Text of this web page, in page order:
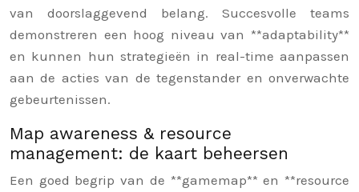
van doorslaggevend belang. Succesvolle teams
demonstreren een hoog niveau van **adaptability**
en kunnen hun strategieën in real-time aanpassen
aan de acties van de tegenstander en onverwachte
gebeurtenissen.
Map awareness & resource
management: de kaart beheersen
Een goed begrip van de **gamemap** en **resource